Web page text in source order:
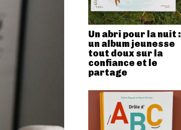
Un abri pour la nuit :
un album jeunesse
tout doux sur la
confiance et le
partage